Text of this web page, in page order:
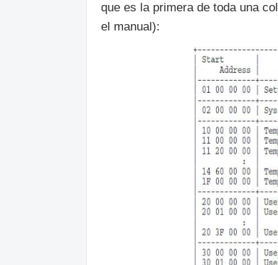
que es la primera de toda una
el manual):